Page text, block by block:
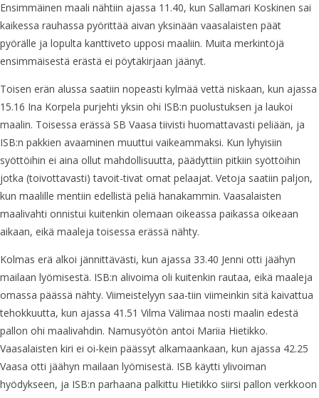
Ensimmäinen maali nähtiin ajassa 11.40, kun Sallamari Koskinen sai
kaikessa rauhassa pyörittää aivan yksinään vaasalaisten päät
pyörälle ja lopulta kanttiveto upposi maaliin. Muita merkintöjä
ensimmäisestä erästä ei pöytäkirjaan jäänyt.
Toisen erän alussa saatiin nopeasti kylmää vettä niskaan, kun ajassa
15.16 Ina Korpela purjehti yksin ohi ISB:n puolustuksen ja laukoi
maalin. Toisessa erässä SB Vaasa tiivisti huomattavasti peliään, ja
ISB:n pakkien avaaminen muuttui vaikeammaksi. Kun lyhyisiin
syöttöihin ei aina ollut mahdollisuutta, päädyttiin pitkiin syöttöihin
jotka (toivottavasti) tavoit-tivat omat pelaajat. Vetoja saatiin paljon,
kun maalille mentiin edellistä peliä hanakammin. Vaasalaisten
maalivahti onnistui kuitenkin olemaan oikeassa paikassa oikeaan
aikaan, eikä maaleja toisessa erässä nähty.
Kolmas erä alkoi jännittävästi, kun ajassa 33.40 Jenni otti jäähyn
mailaan lyömisestä. ISB:n alivoima oli kuitenkin rautaa, eikä maaleja
omassa päässä nähty. Viimeistelyyn saa-tiin viimeinkin sitä kaivattua
tehokkuutta, kun ajassa 41.51 Vilma Välimaa nosti maalin edestä
pallon ohi maalivahdin. Namusyötön antoi Mariia Hietikko.
Vaasalaisten kiri ei oi-kein päässyt alkamaankaan, kun ajassa 42.25
Vaasa otti jäähyn mailaan lyömisestä. ISB käytti ylivoiman
hyödykseen, ja ISB:n parhaana palkittu Hietikko siirsi pallon verkkoon